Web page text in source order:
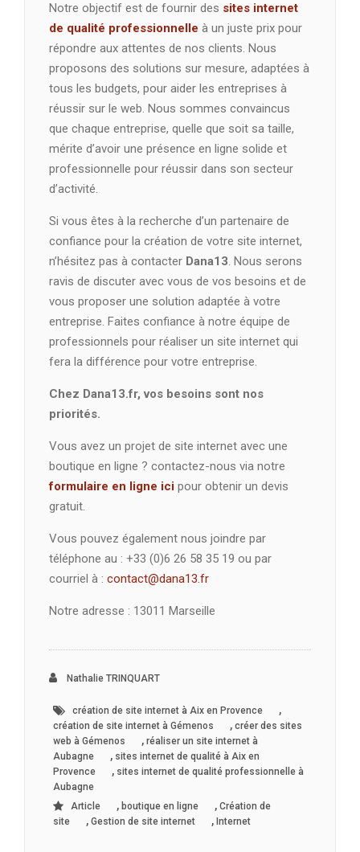
Notre objectif est de fournir des sites internet
de qualité professionnelle à un juste prix pour
répondre aux attentes de nos clients. Nous
proposons des solutions sur mesure, adaptées à
tous les budgets, pour aider les entreprises à
réussir sur le web. Nous sommes convaincus
que chaque entreprise, quelle que soit sa taille,
mérite d’avoir une présence en ligne solide et
professionnelle pour réussir dans son secteur
d’activité.
Si vous êtes à la recherche d’un partenaire de
confiance pour la création de votre site internet,
n’hésitez pas à contacter Dana13. Nous serons
ravis de discuter avec vous de vos besoins et de
vous proposer une solution adaptée à votre
entreprise. Faites confiance à notre équipe de
professionnels pour réaliser un site internet qui
fera la différence pour votre entreprise.
Chez Dana13.fr, vos besoins sont nos
priorités.
Vous avez un projet de site internet avec une
boutique en ligne ? contactez-nous via notre
formulaire en ligne ici pour obtenir un devis
gratuit.
Vous pouvez également nous joindre par
téléphone au : +33 (0)6 26 58 35 19 ou par
courriel à : contact@dana13.fr
Notre adresse : 13011 Marseille
Nathalie TRINQUART
création de site internet à Aix en Provence ,
création de site internet à Gémenos , créer des sites
web à Gémenos
, réaliser un site internet à
Aubagne
, sites internet de qualité à Aix en
Provence
, sites internet de qualité professionnelle à
Aubagne
Article
, boutique en ligne , Création de
site
, Gestion de site internet , Internet